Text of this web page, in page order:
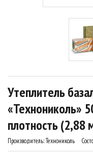
Утеплитель
«Технониколь»
плотность (2,88
Производитель:Технониколь